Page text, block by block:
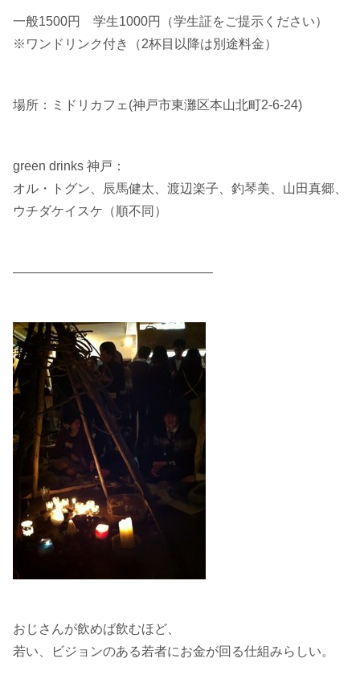
一般1500円 学生1000円（学生証をご提示ください）
※ワンドリンク付き（2杯目以降は別途料金）
場所：ミドリカフェ(神戸市東灘区本山北町2-6-24)
green drinks 神戸：
オル・トグン、辰馬健太、渡辺楽子、釣琴美、山田真郷、
ウチダケイスケ（順不同）
———————————————–
おじさんが飲めば飲むほど、
若い、ビジョンのある若者にお金が回る仕組みらしい。